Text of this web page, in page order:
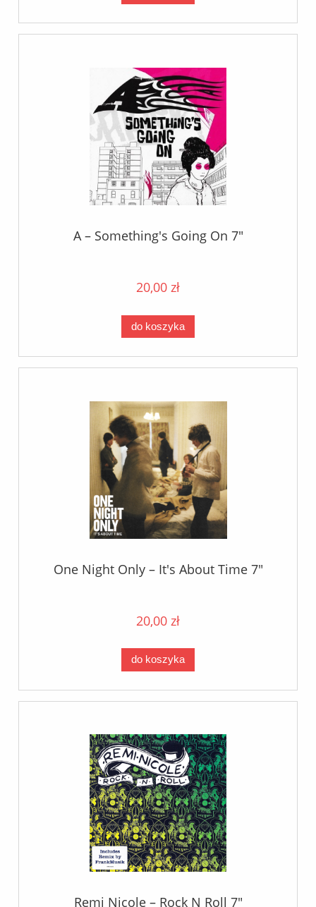
A – Something's Going On 7"
20,00 zł
do koszyka
One Night Only – It's About Time 7"
20,00 zł
do koszyka
Remi Nicole – Rock N Roll 7"